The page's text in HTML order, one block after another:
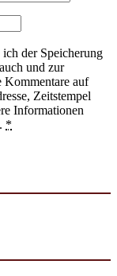
der Speicherung
und zur
Kommentare auf
Zeitstempel
Informationen
*